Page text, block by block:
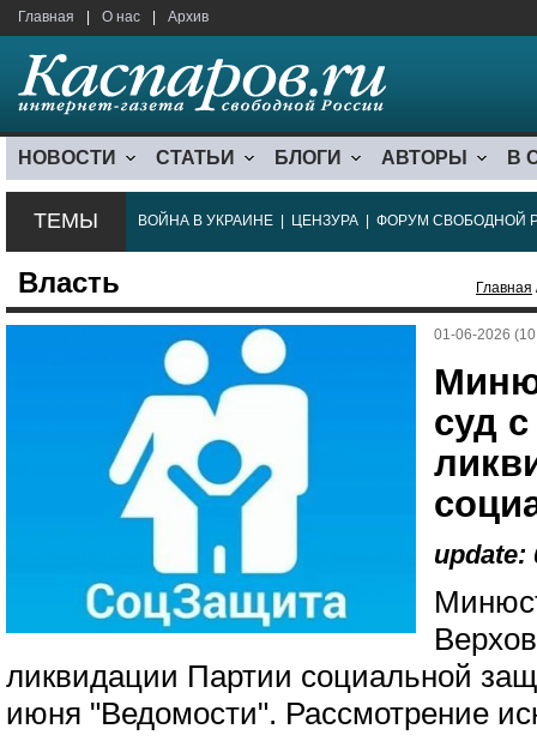
Главная О нас Архив
НОВОСТИ СТАТЬИ БЛОГИ АВТОРЫ В
ТЕМЫ ВОЙНА В УКРАИНЕ ЦЕНЗУРА ФОРУМ СВОБОДНОЙ
Власть Главная
01-06-2026
суд
update:
ликвидации Партии социальной
июня "Ведомости". Рассмотрение